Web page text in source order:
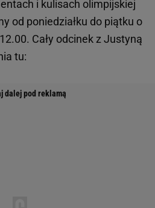
i kulisach olimpijskiej
od poniedziałku do piątku o
Cały odcinek z Justyną
tu: